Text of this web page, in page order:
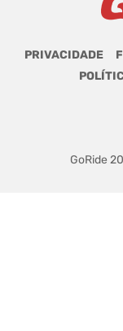
PRIVACIDADE
GoRide